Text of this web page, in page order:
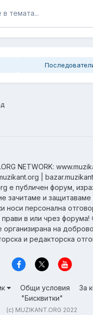
темата...
NETWORK:
|
е публичен форум,
зачитаме и
носи персонална
в или чрез форума!
организирана на
и редакторска
Общи условия
За
"Бисквитки"
(c) MUZIKANT.ORG 2022